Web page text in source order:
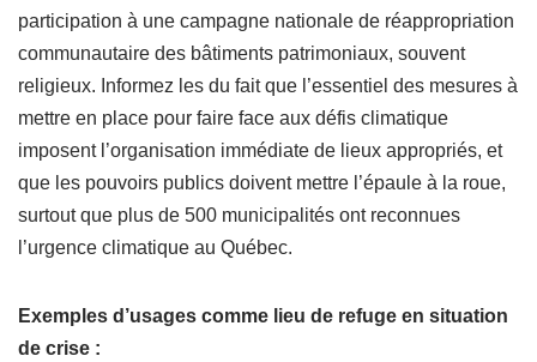
participation à une campagne nationale de réappropriation
communautaire des bâtiments patrimoniaux, souvent
religieux. Informez les du fait que l’essentiel des mesures à
mettre en place pour faire face aux défis climatique
imposent l’organisation immédiate de lieux appropriés, et
que les pouvoirs publics doivent mettre l’épaule à la roue,
surtout que plus de 500 municipalités ont reconnues
l’urgence climatique au Québec.
Exemples d’usages comme lieu de refuge en situation
de crise :